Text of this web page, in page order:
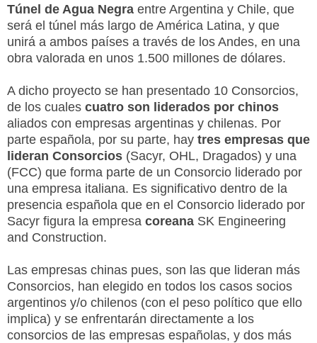
Túnel de Agua Negra entre Argentina y Chile, que
será el túnel más largo de América Latina, y que
unirá a ambos países a través de los Andes, en una
obra valorada en unos 1.500 millones de dólares.
A dicho proyecto se han presentado 10 Consorcios,
de los cuales cuatro son liderados por chinos
aliados con empresas argentinas y chilenas. Por
parte española, por su parte, hay tres empresas que
lideran Consorcios (Sacyr, OHL, Dragados) y una
(FCC) que forma parte de un Consorcio liderado por
una empresa italiana. Es significativo dentro de la
presencia española que en el Consorcio liderado por
Sacyr figura la empresa coreana SK Engineering
and Construction.
Las empresas chinas pues, son las que lideran más
Consorcios, han elegido en todos los casos socios
argentinos y/o chilenos (con el peso político que ello
implica) y se enfrentarán directamente a los
consorcios de las empresas españolas, y dos más